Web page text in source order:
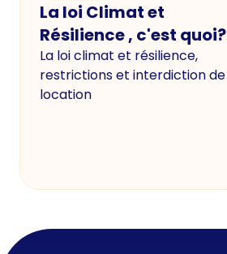
La loi Climat et
Résilience , c'est quoi?
La loi climat et résilience,
restrictions et interdiction de
location